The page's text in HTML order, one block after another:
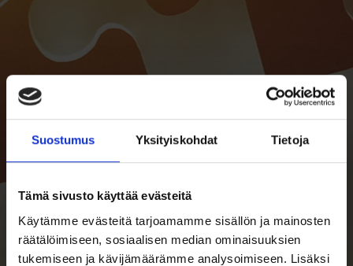
Suostumus Yksityiskohdat Tietoja
Tämä sivusto käyttää evästeitä
Käytämme evästeitä tarjoamamme sisällön ja mainosten
räätälöimiseen, sosiaalisen median ominaisuuksien
tukemiseen ja kävijämäärämme analysoimiseen. Lisäksi